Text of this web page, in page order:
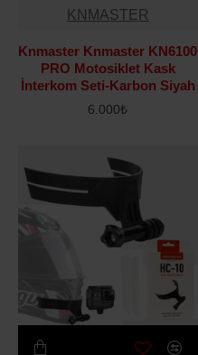
KNMASTER
Knmaster Knmaster KN6100
PRO Motosiklet Kask
İnterkom Seti-Karbon Siyah
6.000₺